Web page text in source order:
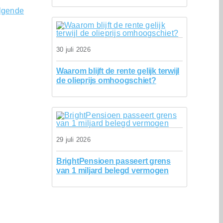
30 juli 2026
Waarom blijft de rente gelijk terwijl
de olieprijs omhoogschiet?
29 juli 2026
BrightPensioen passeert grens
van 1 miljard belegd vermogen